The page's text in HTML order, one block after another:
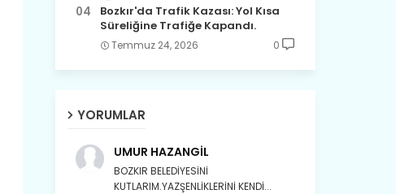
Bozkır'da Trafik Kazası: Yol Kısa
Süreliğine Trafiğe Kapandı.
Temmuz 24, 2026 0
YORUMLAR
UMUR HAZANGİL
BOZKIR BELEDİYESİNİ
KUTLARIM.YAZŞENLİKLERİNİ KENDİ...